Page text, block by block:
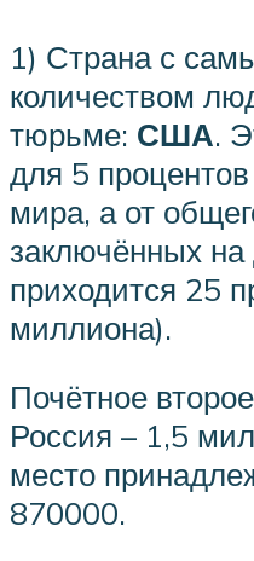
1) Страна с
количеством
тюрьме: США.
для 5
мира, а от
заключённых
приходится 25
миллиона).
Почётное
Россия – 1,5
место
870000.